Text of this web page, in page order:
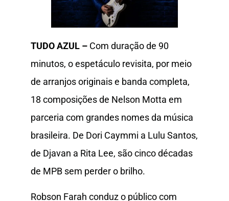
TUDO AZUL – Com duração de 90
minutos, o espetáculo revisita, por meio
de arranjos originais e banda completa,
18 composições de Nelson Motta em
parceria com grandes nomes da música
brasileira. De Dori Caymmi a Lulu Santos,
de Djavan a Rita Lee, são cinco décadas
de MPB sem perder o brilho.
Robson Farah conduz o público com